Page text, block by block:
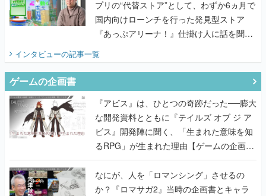
プリの“代替ストア”として、わずか6ヵ月で
国内向けローンチを行った発見型ストア
『あっぷアリーナ！』仕掛け人に話を聞い
てみた
インタビューの記事一覧
ゲームの企画書
『アビス』は、ひとつの奇跡だった──膨大
な開発資料とともに『テイルズ オブ ジ ア
ビス』開発陣に聞く、「生まれた意味を知
るRPG」が生まれた理由【ゲームの企画
書】
なにが、人を「ロマンシング」させるの
か？『ロマサガ2』当時の企画書とキャラ